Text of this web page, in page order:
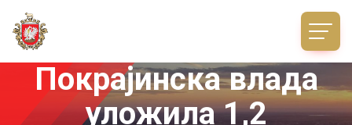
Покрајинска влада
уложила 1,2